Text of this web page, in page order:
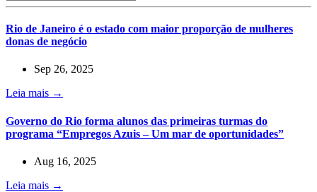
Rio de Janeiro é o estado com maior proporção de mulheres
donas de negócio
Sep 26, 2025
Leia mais →
Governo do Rio forma alunos das primeiras turmas do
programa “Empregos Azuis – Um mar de oportunidades”
Aug 16, 2025
Leia mais →